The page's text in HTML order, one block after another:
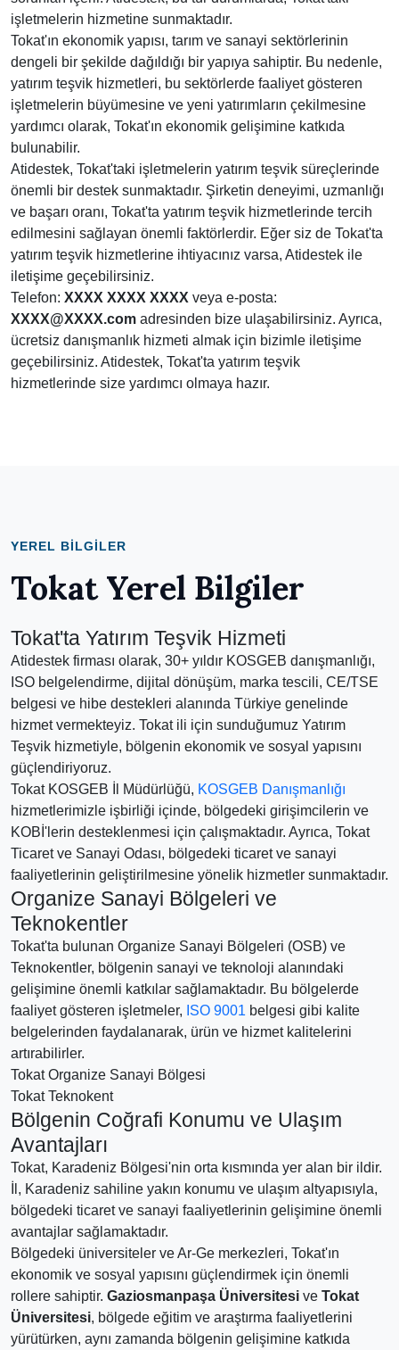
işletmelerin hizmetine sunmaktadır.
Tokat'ın ekonomik yapısı, tarım ve sanayi sektörlerinin
dengeli bir şekilde dağıldığı bir yapıya sahiptir. Bu nedenle,
yatırım teşvik hizmetleri, bu sektörlerde faaliyet gösteren
işletmelerin büyümesine ve yeni yatırımların çekilmesine
yardımcı olarak, Tokat'ın ekonomik gelişimine katkıda
bulunabilir.
Atidestek, Tokat'taki işletmelerin yatırım teşvik süreçlerinde
önemli bir destek sunmaktadır. Şirketin deneyimi, uzmanlığı
ve başarı oranı, Tokat'ta yatırım teşvik hizmetlerinde tercih
edilmesini sağlayan önemli faktörlerdir. Eğer siz de Tokat'ta
yatırım teşvik hizmetlerine ihtiyacınız varsa, Atidestek ile
iletişime geçebilirsiniz.
Telefon: XXXX XXXX XXXX veya e-posta:
XXXX@XXXX.com adresinden bize ulaşabilirsiniz. Ayrıca,
ücretsiz danışmanlık hizmeti almak için bizimle iletişime
geçebilirsiniz. Atidestek, Tokat'ta yatırım teşvik
hizmetlerinde size yardımcı olmaya hazır.
YEREL BILGILER
Tokat Yerel Bilgiler
Tokat'ta Yatırım Teşvik Hizmeti
Atidestek firması olarak, 30+ yıldır KOSGEB danışmanlığı,
ISO belgelendirme, dijital dönüşüm, marka tescili, CE/TSE
belgesi ve hibe destekleri alanında Türkiye genelinde
hizmet vermekteyiz. Tokat ili için sunduğumuz Yatırım
Teşvik hizmetiyle, bölgenin ekonomik ve sosyal yapısını
güçlendiriyoruz.
Tokat KOSGEB İl Müdürlüğü, KOSGEB Danışmanlığı
hizmetlerimizle işbirliği içinde, bölgedeki girişimcilerin ve
KOBİ'lerin desteklenmesi için çalışmaktadır. Ayrıca, Tokat
Ticaret ve Sanayi Odası, bölgedeki ticaret ve sanayi
faaliyetlerinin geliştirilmesine yönelik hizmetler sunmaktadır.
Organize Sanayi Bölgeleri ve
Teknokentler
Tokat'ta bulunan Organize Sanayi Bölgeleri (OSB) ve
Teknokentler, bölgenin sanayi ve teknoloji alanındaki
gelişimine önemli katkılar sağlamaktadır. Bu bölgelerde
faaliyet gösteren işletmeler, ISO 9001 belgesi gibi kalite
belgelerinden faydalanarak, ürün ve hizmet kalitelerini
artırabilirler.
Tokat Organize Sanayi Bölgesi
Tokat Teknokent
Bölgenin Coğrafi Konumu ve Ulaşım
Avantajları
Tokat, Karadeniz Bölgesi'nin orta kısmında yer alan bir ildir.
İl, Karadeniz sahiline yakın konumu ve ulaşım altyapısıyla,
bölgedeki ticaret ve sanayi faaliyetlerinin gelişimine önemli
avantajlar sağlamaktadır.
Bölgedeki üniversiteler ve Ar-Ge merkezleri, Tokat'ın
ekonomik ve sosyal yapısını güçlendirmek için önemli
rollere sahiptir. Gaziosmanpaşa Üniversitesi ve Tokat
Üniversitesi, bölgede eğitim ve araştırma faaliyetlerini
yürütürken, aynı zamanda bölgenin gelişimine katkıda